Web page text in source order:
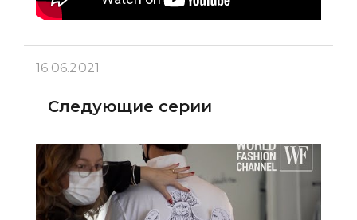
16.06.2021
Следующие серии